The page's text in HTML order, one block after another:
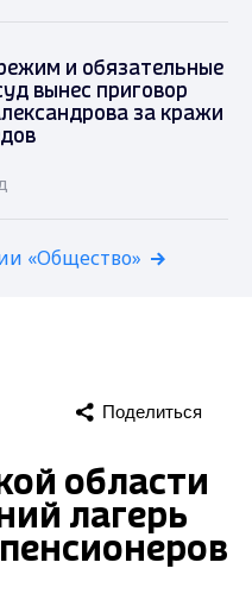
и обязательные
вынес приговор
за кражи
«Общество»
Поделиться
области
лагерь